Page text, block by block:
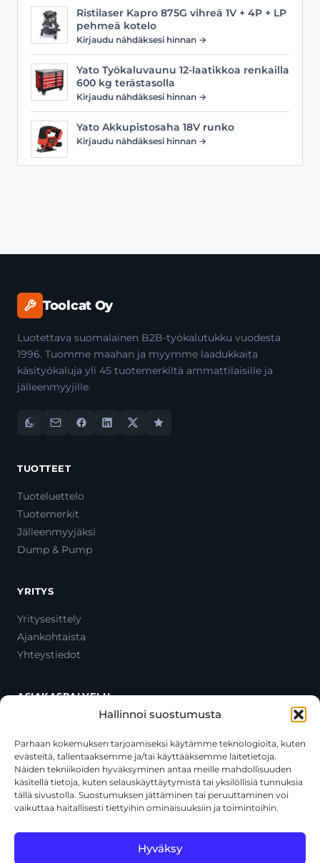
Hallinnoi suostumusta
Parhaan kokemuksen tarjoamiseksi käytämme teknologioita, kuten
evästeitä, tallentaaksemme ja/tai käyttääksemme laitetietoja.
Näiden tekniikoiden hyväksyminen antaa meille mahdollisuuden
käsitellä tietoja, kuten selauskäyttäytymistä tai yksilöllisiä tunnuksia
tällä sivustolla. Suostumuksen jättäminen tai peruuttaminen voi
vaikuttaa haitallisesti tiettyihin ominaisuuksiin ja toimintoihin.
Hyväksy
Ristilaser Kapro 875G vihreä 1V + 4P + LP
pehmeä kotelo
Kirjaudu nähdäksesi hinnan →
Yato Työkaluvaunu 12-laatikkoa renkailla
600 kg terästasolla
Kirjaudu nähdäksesi hinnan →
Yato Akkupistosaha 18V runko
Kirjaudu nähdäksesi hinnan →
Toolcat Oy
Luotettava suomalainen B2B-työkalutukku vuodesta
1996. Tuomme maahan ja myymme laadukkaita
käsityökaluja yli 45 tuotemerkiltä ammattilaisille ja
jälleenmyyjille.
TUOTTEET
Tuoteluettelo
Tuotemerkit
Jälleenmyyjäksi
Dump & Pump
YRITYS
Yritysesittely
Ajankohtaista
Yhteystiedot
ASIAKASPALVELU
Oma tili
Maksutavat
Toimitustavat
Usein kysytyt kysymykset
+358 44 270 3795
asiakaspalvelu@toolcat.fi